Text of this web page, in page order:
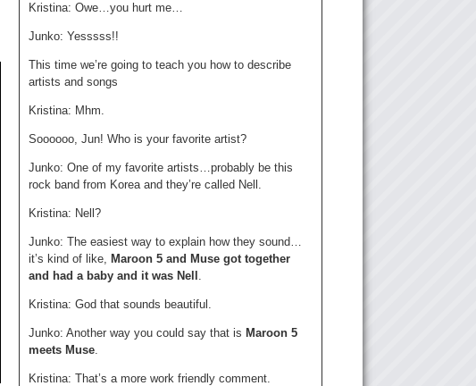
Kristina: Owe…you hurt me…
Junko: Yesssss!!
This time we’re going to teach you how to describe
artists and songs
Kristina: Mhm.
Soooooo, Jun! Who is your favorite artist?
Junko: One of my favorite artists…probably be this
rock band from Korea and they’re called Nell.
Kristina: Nell?
Junko: The easiest way to explain how they sound…
it’s kind of like, Maroon 5 and Muse got together
and had a baby and it was Nell .
Kristina: God that sounds beautiful.
Junko: Another way you could say that is Maroon 5
meets Muse.
Kristina: That’s a more work friendly comment.